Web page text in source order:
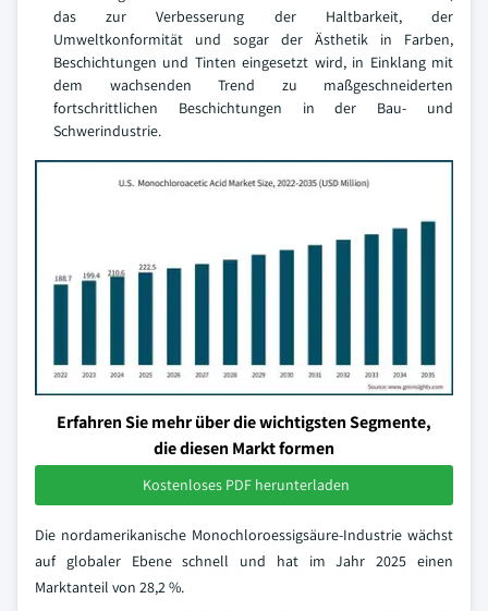
das zur Verbesserung der Haltbarkeit, der
Umweltkonformität und sogar der Ästhetik in Farben,
Beschichtungen und Tinten eingesetzt wird, in Einklang mit
dem wachsenden Trend zu maßgeschneiderten
fortschrittlichen Beschichtungen in der Bau- und
Schwerindustrie.
Erfahren Sie mehr über die wichtigsten Segmente,
die diesen Markt formen
Kostenloses PDF herunterladen
Die nordamerikanische Monochloroessigsäure-Industrie wächst
auf globaler Ebene schnell und hat im Jahr 2025 einen
Marktanteil von 28,2 %.